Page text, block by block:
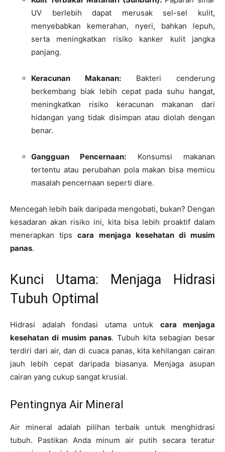
UV berlebih dapat merusak sel-sel kulit,
menyebabkan kemerahan, nyeri, bahkan lepuh,
serta meningkatkan risiko kanker kulit jangka
panjang.
Keracunan Makanan: Bakteri cenderung
berkembang biak lebih cepat pada suhu hangat,
meningkatkan risiko keracunan makanan dari
hidangan yang tidak disimpan atau diolah dengan
benar.
Gangguan Pencernaan: Konsumsi makanan
tertentu atau perubahan pola makan bisa memicu
masalah pencernaan seperti diare.
Mencegah lebih baik daripada mengobati, bukan? Dengan
kesadaran akan risiko ini, kita bisa lebih proaktif dalam
menerapkan tipscara menjaga kesehatan di musim
panas.
Kunci Utama: Menjaga Hidrasi
Tubuh Optimal
Hidrasi adalah fondasi utama untuk cara menjaga
kesehatan di musim panas. Tubuh kita sebagian besar
terdiri dari air, dan di cuaca panas, kita kehilangan cairan
jauh lebih cepat daripada biasanya. Menjaga asupan
cairan yang cukup sangat krusial.
Pentingnya Air Mineral
Air mineral adalah pilihan terbaik untuk menghidrasi
tubuh. Pastikan Anda minum air putih secara teratur